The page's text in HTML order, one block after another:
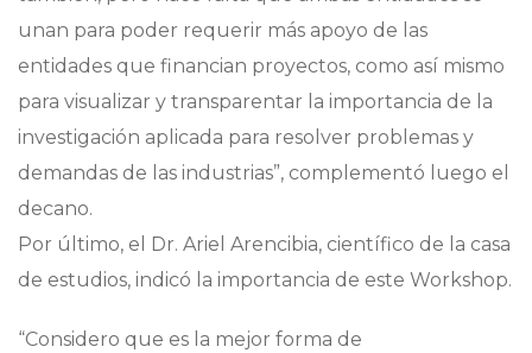
unan para poder requerir más apoyo de las
entidades que financian proyectos, como así mismo
para visualizar y transparentar la importancia de la
investigación aplicada para resolver problemas y
demandas de las industrias”, complementó luego el
decano.
Por último, el Dr. Ariel Arencibia, científico de la casa
de estudios, indicó la importancia de este Workshop.
“Considero que es la mejor forma de